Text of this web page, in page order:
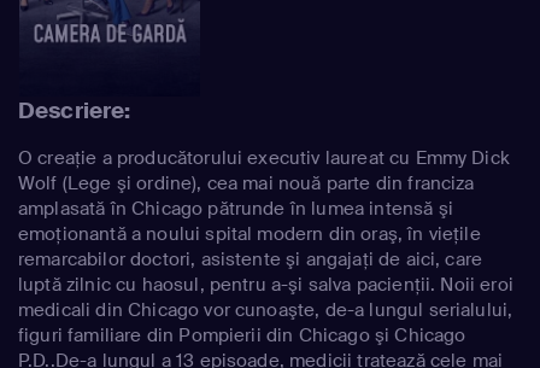
Descriere:
O creaţie a producătorului executiv laureat cu Emmy Dick
Wolf (Lege şi ordine), cea mai nouă parte din franciza
amplasată în Chicago pătrunde în lumea intensă şi
emoţionantă a noului spital modern din oraş, în vieţile
remarcabilor doctori, asistente şi angajaţi de aici, care
luptă zilnic cu haosul, pentru a-şi salva pacienţii. Noii eroi
medicali din Chicago vor cunoaşte, de-a lungul serialului,
figuri familiare din Pompierii din Chicago şi Chicago
P.D..De-a lungul a 13 episoade, medicii tratează cele mai